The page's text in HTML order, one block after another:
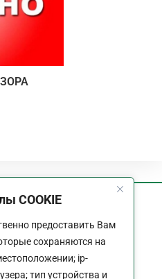
COOKIE
предоставить Вам
сохраняются на
ip-
тип устройства и
9:00 - 18:00
Сб - Вс